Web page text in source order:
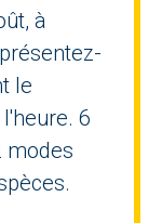
à
le
6
modes